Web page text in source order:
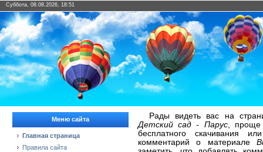
Суббота, 08.08.2026, 18:51
Меню сайта
Главная страница
Правила сайта
Рады видеть вас на
Детский сад - Парус, проще
бесплатного скачивания
комментарий о материале